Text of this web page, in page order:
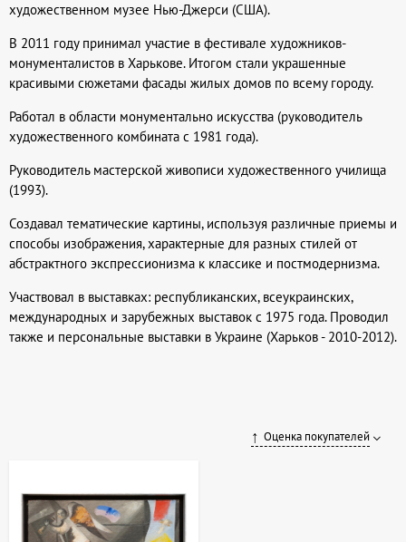
художественном музее Нью-Джерси (США).
В 2011 году принимал участие в фестивале художников-
монументалистов в Харькове. Итогом стали украшенные
красивыми сюжетами фасады жилых домов по всему городу.
Работал в области монументально искусства (руководитель
художественного комбината с 1981 года).
Руководитель мастерской живописи художественного училища
(1993).
Создавал тематические картины, используя различные приемы и
способы изображения, характерные для разных стилей от
абстрактного экспрессионизма к классике и постмодернизма.
Участвовал в выставках: республиканских, всеукраинских,
международных и зарубежных выставок с 1975 года. Проводил
также и персональные выставки в Украине (Харьков - 2010-2012).
Оценка покупателей